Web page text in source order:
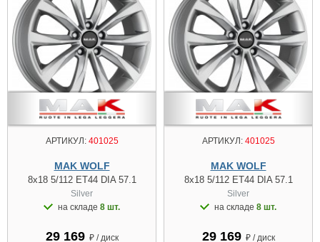
АРТИКУЛ:401025
MAK WOLF
8x18 5/112 ET44 DIA 57.1
Silver
на складе 8 шт.
29 169 ₽ / диск
АРТИКУЛ:401025
MAK WOLF
8x18 5/112 ET44 DIA 57.1
Silver
на складе 8 шт.
29 169 ₽ / диск